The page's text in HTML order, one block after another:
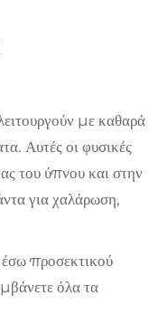
με καθαρά
Αυτές οι φυσικές
του ύπνου και στην
για χαλάρωση,
προσεκτικού
όλα τα